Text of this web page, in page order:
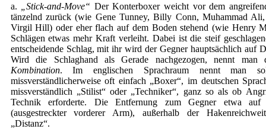
a.
„Stick-and-Move“ Der Konterboxer weicht vor dem
tänzelnd zurück (wie Gene Tunney, Billy Conn, Muhammad
Virgil Hill) oder eher flach auf dem Boden stehend (wie Henry
Schlägen etwas mehr Kraft verleiht. Dabei ist die steif
entscheidende Schlag, mit ihr wird der Gegner hauptsächlich auf
Wird die Schlaghand als Gerade nachgezogen, nennt
Kombination. Im englischen Sprachraum nennt man
missverständlicherweise oft einfach „Boxer“, im deutschen
missverständlich „Stilist“ oder „Techniker“, ganz so als ob
Technik erforderte. Die Entfernung zum Gegner etwa auf
(ausgestreckter vorderer Arm), außerhalb der
„Distanz“.